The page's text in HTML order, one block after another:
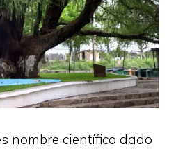
nombre científico dado